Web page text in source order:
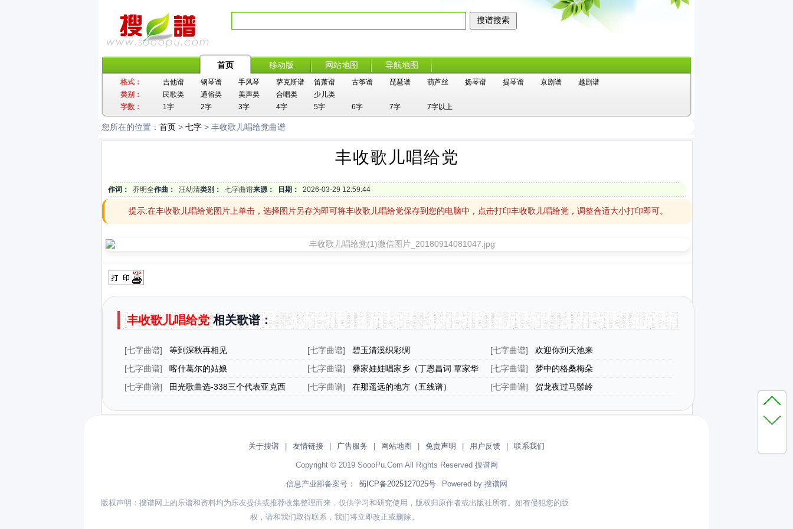
首页 移动版 网站地图 导航地图
格式： 吉他谱 钢琴谱 手风琴 萨克斯谱 笛萧谱 古筝谱 琵琶谱 葫芦丝 扬琴谱 提琴谱 京剧谱
越剧谱
类别：
民歌类 通俗类 美声类 合唱类
少儿类
字数：
1字 2字 3字 4字 5字 6字 7字 7字以上
您所在的位置： 首页 > 七字 > 丰收歌儿唱给党曲谱
丰收歌儿唱给党
作词： 乔明全作曲： 汪幼清类别： 七字曲谱来源： 日期： 2026-03-29 12:59:44
提示:在丰收歌儿唱给党图片上单击，选择图片另存为即可将丰收歌儿唱给党保存到您的电脑中，点击打印丰收歌儿唱给党，调整合适大小打印即可。
丰收歌儿唱给党相关歌谱：
[七字曲谱] 等到深秋再相见 [七字曲谱] 碧玉清溪织彩绸 [七字曲谱]
欢迎你到天池来
[七字曲谱] 喀什葛尔的姑娘 [七字曲谱]
彝家娃娃唱家乡（丁恩昌词 覃家华
曲）
[七字曲谱]
梦中的格桑梅朵
[七字曲谱] 田光歌曲选-338三个代表亚克西 [七字曲谱] 在那遥远的地方（五线谱） [七字曲谱] 贺龙夜过马鬃岭
关于搜谱 友情链接 广告服务 网站地图 免责声明 用户反馈 联系我们
Copyright © 2019 SoooPu.Com All Rights Reserved 搜谱网
信息产业部备案号： 蜀ICP备2025127025号 Powered by 搜谱网
版权声明：搜谱网上的乐谱和资料均为乐友提供或推荐收集整理而来，仅供学习和研究使用，版权归原作者或出版社所有。如有侵犯您的版
权，请和我们取得联系，我们将立即改正或删除。